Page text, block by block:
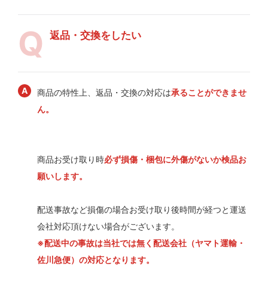
返品・交換をしたい
商品の特性上、返品・交換の対応は承ることができませ
ん。
商品お受け取り時必ず損傷・梱包に外傷がないか検品お
願いします。
配送事故など損傷の場合お受け取り後時間が経つと運送
会社対応頂けない場合がございます。
※配送中の事故は当社では無く配送会社（ヤマト運輸・
佐川急便）の対応となります。